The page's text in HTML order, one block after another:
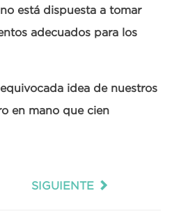
está dispuesta a tomar
adecuados para los
idea de nuestros
en mano que cien
SIGUIENTE